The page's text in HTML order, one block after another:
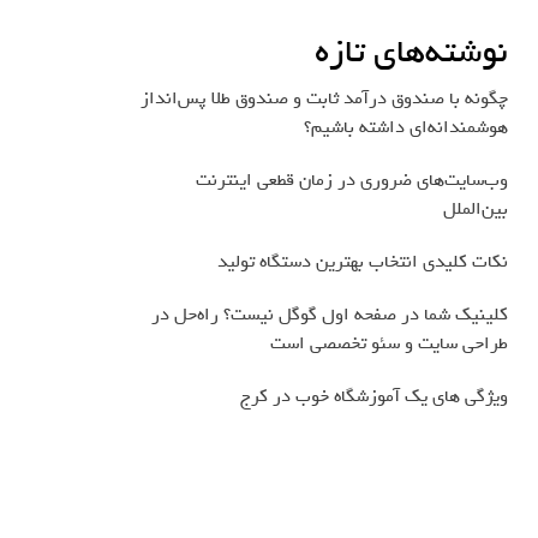
نوشته‌های تازه
چگونه با صندوق درآمد ثابت و صندوق طلا پس‌انداز
هوشمندانه‌ای داشته باشیم؟
وب‌سایت‌های ضروری در زمان قطعی اینترنت
بین‌الملل
نکات کلیدی انتخاب بهترین دستگاه تولید
کلینیک شما در صفحه اول گوگل نیست؟ راه‌حل در
طراحی سایت و سئو تخصصی است
ویژگی های یک آموزشگاه خوب در کرج